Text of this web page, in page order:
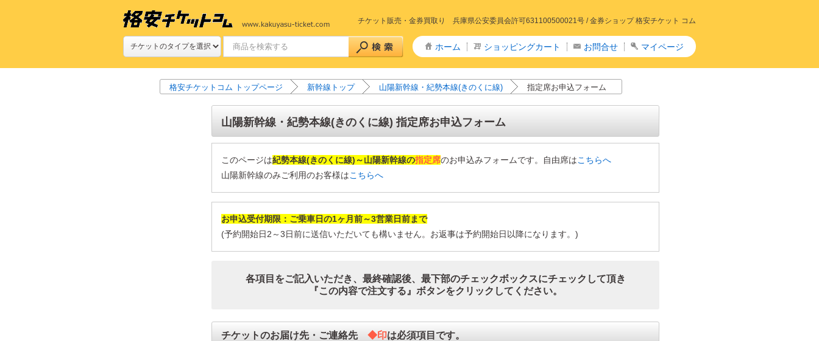
チケット販売・金券買取り 兵庫県公安委員会許可631100500021号 /金券ショップ 格安チケット コム
ホーム ショッピングカート お問合せ マイページ
格安チケットコム トップページ 新幹線トップ 山陽新幹線・紀勢本線(きのくに線) 指定席お申込フォーム
山陽新幹線・紀勢本線(きのくに線) 指定席お申込フォーム
このページは紀勢本線(きのくに線)～山陽新幹線の指定席のお申込みフォームです。自由席はこちらへ
山陽新幹線のみご利用のお客様はこちらへ
お申込受付期限：ご乗車日の1ヶ月前～3営業日前まで
(予約開始日2～3日前に送信いただいても構いません。お返事は予約開始日以降になります。)
各項目をご記入いただき、最終確認後、最下部のチェックボックスにチェックして頂き
『この内容で注文する』ボタンをクリックしてください。
チケットのお届け先・ご連絡先 ◆印は必須項目です。